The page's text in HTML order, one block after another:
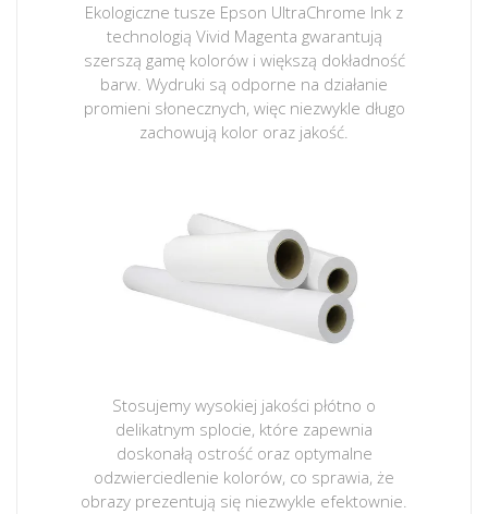
Ekologiczne tusze Epson UltraChrome Ink z
technologią Vivid Magenta gwarantują
szerszą gamę kolorów i większą dokładność
barw. Wydruki są odporne na działanie
promieni słonecznych, więc niezwykle długo
zachowują kolor oraz jakość.
Stosujemy wysokiej jakości płótno o
delikatnym splocie, które zapewnia
doskonałą ostrość oraz optymalne
odzwierciedlenie kolorów, co sprawia, że
obrazy prezentują się niezwykle efektownie.